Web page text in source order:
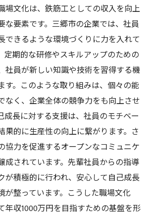
場文化は、鉄筋工としての収入を向上
な要素です。三郷市の企業では、社員
できるような環境づくりに力を入れて
定期的な研修やスキルアップのための
社員が新しい知識や技術を習得する機
す。このような取り組みは、個々の能
なく、企業全体の競争力をも向上させ
成長に対する支援は、社員のモチベー
果的に生産性の向上に繋がります。さ
協力を促進するオープンなコミュニケ
成されています。先輩社員からの指導
が積極的に行われ、安心して自己成長
が整っています。こうした職場文化
年収1000万円を目指すための基盤を形